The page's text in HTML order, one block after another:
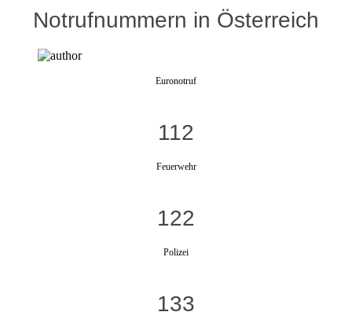
Notrufnummern in Österreich
Euronotruf
112
Feuerwehr
122
Polizei
133